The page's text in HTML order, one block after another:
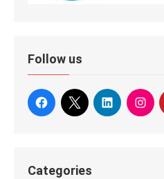
Follow us
Categories